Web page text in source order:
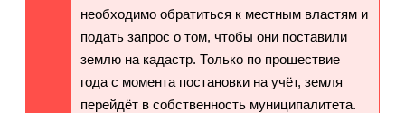
необходимо обратиться к местным властям и
подать запрос о том, чтобы они поставили
землю на кадастр. Только по прошествие
года с момента постановки на учёт, земля
перейдёт в собственность муниципалитета.